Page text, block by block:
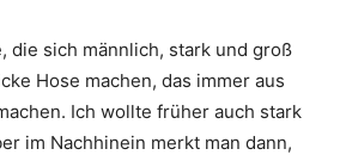
die sich männlich, stark und groß
Hose machen, das immer aus
Ich wollte früher auch stark
im Nachhinein merkt man dann,